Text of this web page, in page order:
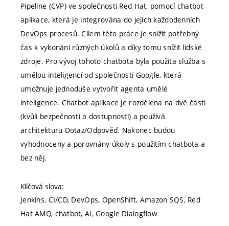
Pipeline (CVP) ve společnosti Red Hat, pomocí chatbot
aplikace, která je integrována do jejich každodenních
DevOps procesů. Cílem této práce je snížit potřebný
čas k vykonání různých úkolů a díky tomu snížit lidské
zdroje. Pro vývoj tohoto chatbota byla použita služba s
umělou inteligencí od společnosti Google, která
umožnuje jednoduše vytvořit agenta umělé
inteligence. Chatbot aplikace je rozdělena na dvě části
(kvůli bezpečnosti a dostupnosti) a používá
architekturu Dotaz/Odpověď. Nakonec budou
vyhodnoceny a porovnány úkoly s použitím chatbota a
bez něj.
Klíčová slova:
Jenkins, CI/CD, DevOps, OpenShift, Amazon SQS, Red
Hat AMQ, chatbot, AI, Google Dialogflow